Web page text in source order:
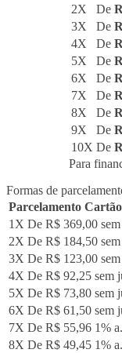
2X
De
3X
De
4X
De
5X
De
6X
De
7X
De
8X
De
9X
De
10X De
Para
Formas de
Parcelamento
1X De R$ 369,00
2X De R$ 184,50
3X De R$ 123,00
4X De R$ 92,25 sem
5X De R$ 73,80 sem
6X De R$ 61,50 sem
7X De R$ 55,96 1%
8X De R$ 49,45 1%